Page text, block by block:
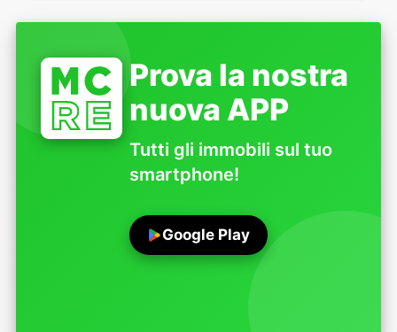
Prova la nostra
nuova APP
Tutti gli immobili sul tuo
smartphone!
Google Play